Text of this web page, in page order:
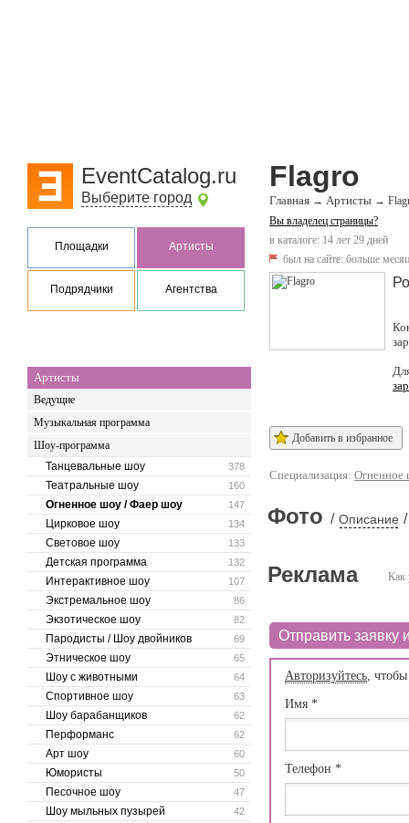
EventCatalog.ru
Выберите город
Площадки Артисты
Подрядчики Агентства
Артисты
Ведущие
Музыкальная программа
Шоу-программа
378
Танцевальные шоу
160
Театральные шоу
147
Огненное шоу / Фаер шоу
134
Цирковое шоу
133
Световое шоу
132
Детская программа
107
Интерактивное шоу
86
Экстремальное шоу
82
Экзотическое шоу
69
Пародисты / Шоу двойников
65
Этническое шоу
64
Шоу с животными
63
Спортивное шоу
62
Шоу барабанщиков
62
Перформанс
60
Арт шоу
50
Юмористы
47
Песочное шоу
42
Шоу мыльных пузырей
Flagro
Главная → Артисты →
Вы владелец страницы?
в каталоге: 14 лет 29 дней
был на сайте: больше
Добавить в избранное
Специализация:
Фото / Описание /
Как
Реклама
Отправить заявку
Авторизуйтесь,
Имя *
Телефон *